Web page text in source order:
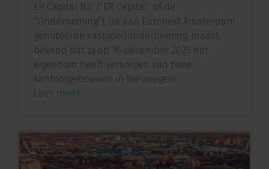
ER Capital N.V. (“ER Capital” of de
“Onderneming”), de aan Euronext Amsterdam
genoteerde vastgoedonderneming, maakt
bekend dat zij op 16 december 2025 het
eigendom heeft verkregen van twee
kantoorgebouwen in Nieuwegein: …
Lees meer